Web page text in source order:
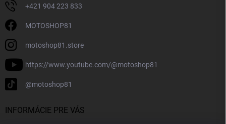
+421 904 223 833
MOTOSHOP81
motoshop81.store
https://www.youtube.com/@motoshop81
@motoshop81
INFORMÁCIE PRE VÁS